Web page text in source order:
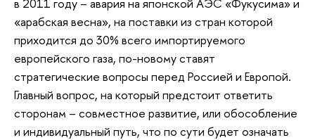
«арабская весна», на поставки из стран которой
приходится до 30% всего импортируемого
европейского газа, по-новому ставят
стратегические вопросы перед Россией и Европой.
Главный вопрос, на который предстоит ответить
сторонам – совместное развитие, или обособление
и индивидуальный путь, что по сути будет означать